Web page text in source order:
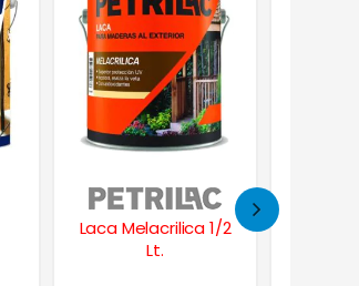
Laca Melacrilica 1/2
Lt.